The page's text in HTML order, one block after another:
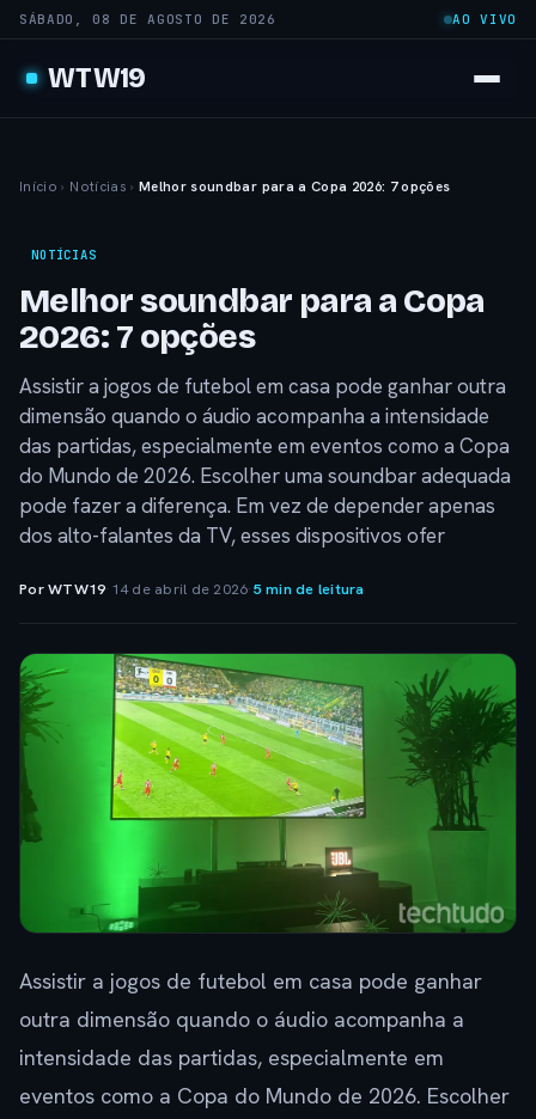
SÁBADO, 08 DE AGOSTO DE 2026 AO VIVO
WTW19
Início › Notícias › Melhor soundbar para a Copa 2026: 7 opções
NOTÍCIAS
Melhor soundbar para a Copa
2026: 7 opções
Assistir a jogos de futebol em casa pode ganhar outra
dimensão quando o áudio acompanha a intensidade
das partidas, especialmente em eventos como a Copa
do Mundo de 2026. Escolher uma soundbar adequada
pode fazer a diferença. Em vez de depender apenas
dos alto-falantes da TV, esses dispositivos ofer
Por WTW19· 14 de abril de 2026·5 min de leitura
Assistir a jogos de futebol em casa pode ganhar
outra dimensão quando o áudio acompanha a
intensidade das partidas, especialmente em
eventos como a Copa do Mundo de 2026. Escolher